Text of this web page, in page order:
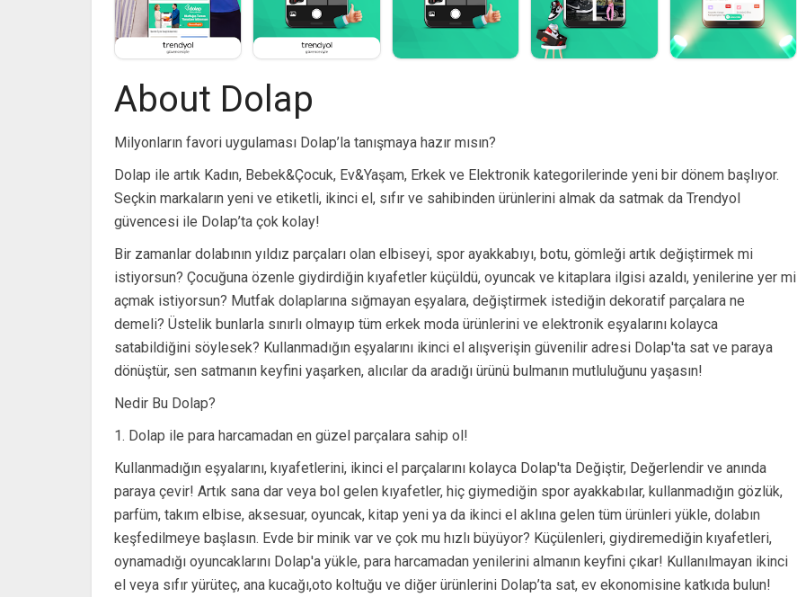
About Dolap
Milyonların favori uygulaması Dolap’la tanışmaya hazır mısın?
Dolap ile artık Kadın, Bebek&Çocuk, Ev&Yaşam, Erkek ve Elektronik kategorilerinde yeni bir dönem başlıyor.
Seçkin markaların yeni ve etiketli, ikinci el, sıfır ve sahibinden ürünlerini almak da satmak da Trendyol
güvencesi ile Dolap’ta çok kolay!
Bir zamanlar dolabının yıldız parçaları olan elbiseyi, spor ayakkabıyı, botu, gömleği artık değiştirmek mi
istiyorsun? Çocuğuna özenle giydirdiğin kıyafetler küçüldü, oyuncak ve kitaplara ilgisi azaldı, yenilerine yer mi
açmak istiyorsun? Mutfak dolaplarına sığmayan eşyalara, değiştirmek istediğin dekoratif parçalara ne
demeli? Üstelik bunlarla sınırlı olmayıp tüm erkek moda ürünlerini ve elektronik eşyalarını kolayca
satabildiğini söylesek? Kullanmadığın eşyalarını ikinci el alışverişin güvenilir adresi Dolap'ta sat ve paraya
dönüştür, sen satmanın keyfini yaşarken, alıcılar da aradığı ürünü bulmanın mutluluğunu yaşasın!
Nedir Bu Dolap?
1. Dolap ile para harcamadan en güzel parçalara sahip ol!
Kullanmadığın eşyalarını, kıyafetlerini, ikinci el parçalarını kolayca Dolap'ta Değiştir, Değerlendir ve anında
paraya çevir! Artık sana dar veya bol gelen kıyafetler, hiç giymediğin spor ayakkabılar, kullanmadığın gözlük,
parfüm, takım elbise, aksesuar, oyuncak, kitap yeni ya da ikinci el aklına gelen tüm ürünleri yükle, dolabın
keşfedilmeye başlasın. Evde bir minik var ve çok mu hızlı büyüyor? Küçülenleri, giydiremediğin kıyafetleri,
oynamadığı oyuncaklarını Dolap'a yükle, para harcamadan yenilerini almanın keyfini çıkar! Kullanılmayan ikinci
el veya sıfır yürüteç, ana kucağı,oto koltuğu ve diğer ürünlerini Dolap’ta sat, ev ekonomisine katkıda bulun!